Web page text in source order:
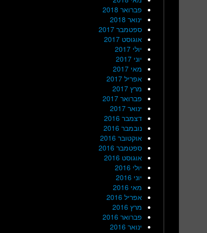
פברואר 2018
ינואר 2018
ספטמבר 2017
אוגוסט 2017
יולי 2017
יוני 2017
מאי 2017
אפריל 2017
מרץ 2017
פברואר 2017
ינואר 2017
דצמבר 2016
נובמבר 2016
אוקטובר 2016
ספטמבר 2016
אוגוסט 2016
יולי 2016
יוני 2016
מאי 2016
אפריל 2016
מרץ 2016
פברואר 2016
ינואר 2016